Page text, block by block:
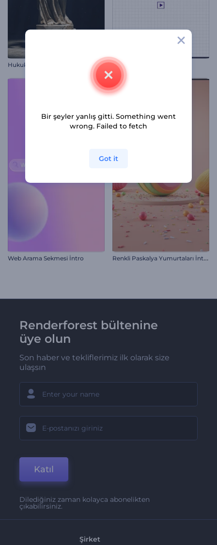
Hukuk ve Adalet Giriş Tasarımcı Logo Gösterimi
Web Arama Sekmesi İntro R
enkli Paskalya Yumurtaları İntro
Renderforest bültenine
üye olun
Son haber ve tekliflerimiz ilk olarak size
ulaşsın
Katıl
Dilediğiniz zaman kolayca abonelikten
çıkabilirsiniz.
Şirket
Bir şeyler yanlış gitti. Something went
wrong. Failed to fetch
Got it